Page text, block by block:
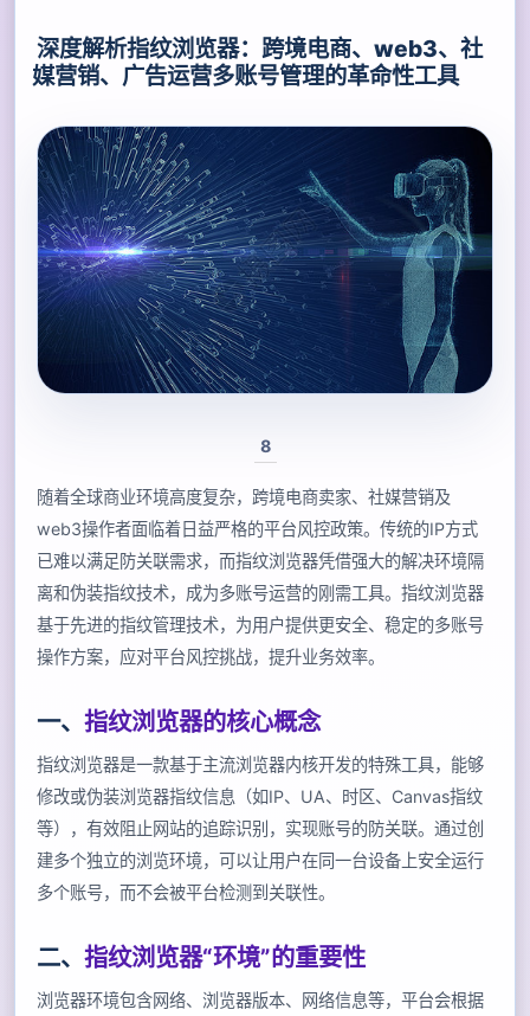
深度解析指纹浏览器：跨境电商、web3、社
媒营销、广告运营多账号管理的革命性工具
8
随着全球商业环境高度复杂，跨境电商卖家、社媒营销及
web3操作者面临着日益严格的平台风控政策。传统的IP方式
已难以满足防关联需求，而指纹浏览器凭借强大的解决环境隔
离和伪装指纹技术，成为多账号运营的刚需工具。指纹浏览器
基于先进的指纹管理技术，为用户提供更安全、稳定的多账号
操作方案，应对平台风控挑战，提升业务效率。
一、 指纹浏览器的核心概念
指纹浏览器是一款基于主流浏览器内核开发的特殊工具，能够
修改或伪装浏览器指纹信息（如IP、UA、时区、Canvas指纹
等），有效阻止网站的追踪识别，实现账号的防关联。通过创
建多个独立的浏览环境，可以让用户在同一台设备上安全运行
多个账号，而不会被平台检测到关联性。
二、 指纹浏览器“环境”的重要性
浏览器环境包含网络、浏览器版本、网络信息等，平台会根据